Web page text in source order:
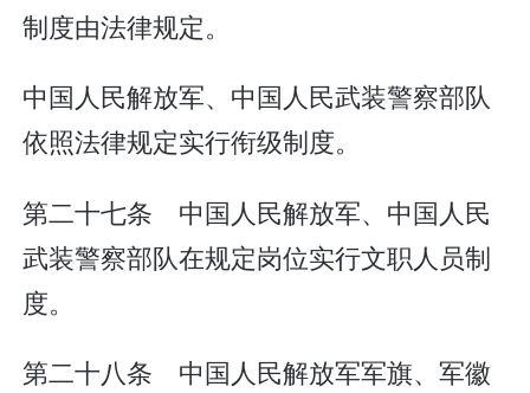
制度由法律规定。
中国人民解放军、中国人民武装警察部队
依照法律规定实行衔级制度。
第二十七条 中国人民解放军、中国人民
武装警察部队在规定岗位实行文职人员制
度。
第二十八条 中国人民解放军军旗、军徽